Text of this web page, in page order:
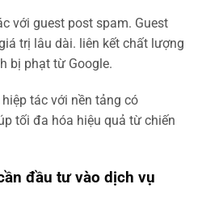
với guest post spam. Guest
trị lâu dài. liên kết chất lượng
bị phạt từ Google.
tác với nền tảng có
tối đa hóa hiệu quả từ chiến
đầu tư vào dịch vụ